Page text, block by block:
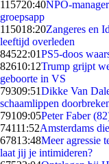
115720:40NPO-
groepsapp
115018:20Zangeres en
leeftijd overleden
84522:01PS5-doos
82610:12Trump grijpt
geboorte in VS
79309:51Dikke Van
schaamlippen
79109:05Peter Faber
74111:52Amsterdams
67813:48Meer agressie
laat jij je intimideren?